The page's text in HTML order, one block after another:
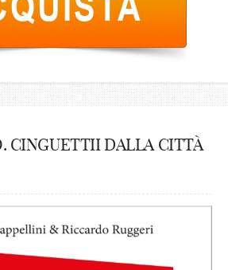
CINGUETTII DALLA CITTÀ